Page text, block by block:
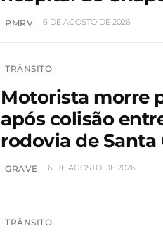
PMRV 6 DE AGOSTO DE 2026
TRÂNSITO
Motorista morre
após colisão
rodovia de Santa
GRAVE 6 DE AGOSTO DE 2026
TRÂNSITO